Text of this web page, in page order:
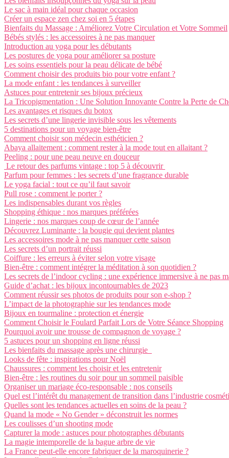
Le sac à main idéal pour chaque occasion
Créer un espace zen chez soi en 5 étapes
Bienfaits du Massage : Améliorez Votre Circulation et Votre Sommeil
Bébés stylés : les accessoires à ne pas manquer
Introduction au yoga pour les débutants
Les postures de yoga pour améliorer sa posture
Les soins essentiels pour la peau délicate de bébé
Comment choisir des produits bio pour votre enfant ?
La mode enfant : les tendances à surveiller
Astuces pour entretenir ses bijoux précieux
La Tricopigmentation : Une Solution Innovante Contre la Perte de
Les avantages et risques du botox
Les secrets d’une lingerie invisible sous les vêtements
5 destinations pour un voyage bien-être
Comment choisir son médecin esthéticien ?
Abaya allaitement : comment rester à la mode tout en allaitant ?
Peeling : pour une peau neuve en douceur
Le retour des parfums vintage : top 5 à découvrir
Parfum pour femmes : les secrets d’une fragrance durable
Le yoga facial : tout ce qu’il faut savoir
Pull rose : comment le porter ?
Les indispensables durant vos règles
Shopping éthique : nos marques préférées
Lingerie : nos marques coup de cœur de l’année
Découvrez Luminante : la bougie qui devient plantes
Les accessoires mode à ne pas manquer cette saison
Les secrets d’un portrait réussi
Coiffure : les erreurs à éviter selon votre visage
Bien-être : comment intégrer la méditation à son quotidien ?
Les secrets de l’indoor cycling : une expérience immersive à ne pas
Guide d’achat : les bijoux incontournables de 2023
Comment réussir ses photos de produits pour son e-shop ?
L’impact de la photographie sur les tendances mode
Bijoux en tourmaline : protection et énergie
Comment Choisir le Foulard Parfait Lors de Votre Séance Shopping
Pourquoi avoir une trousse de compagnon de voyage ?
5 astuces pour un shopping en ligne réussi
Les bienfaits du massage après une chirurgie
Looks de fête : inspirations pour Noël
Chaussures : comment les choisir et les entretenir
Bien-être : les routines du soir pour un sommeil paisible
Organiser un mariage éco-responsable : nos conseils
Quel est l’intérêt du management de transition dans l’industrie
Quelles sont les tendances actuelles en soins de la peau ?
Quand la mode « No Gender » déconstruit les normes
Les coulisses d’un shooting mode
Capturer la mode : astuces pour photographes débutants
La magie intemporelle de la bague arbre de vie
La France peut-elle encore fabriquer de la maroquinerie ?